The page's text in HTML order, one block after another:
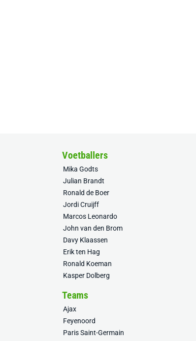
Voetballers
Mika Godts
Julian Brandt
Ronald de Boer
Jordi Cruijff
Marcos Leonardo
John van den Brom
Davy Klaassen
Erik ten Hag
Ronald Koeman
Kasper Dolberg
Teams
Ajax
Feyenoord
Paris Saint-Germain